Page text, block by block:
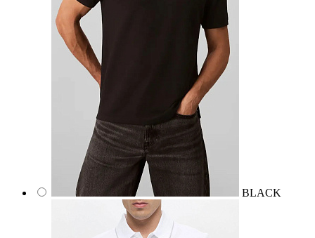
BLACK